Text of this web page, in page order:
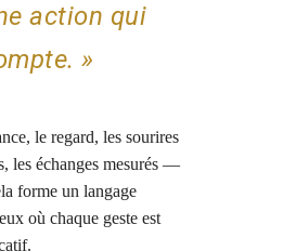
action qui
»
le regard, les sourires
les échanges mesurés —
forme un langage
où chaque geste est